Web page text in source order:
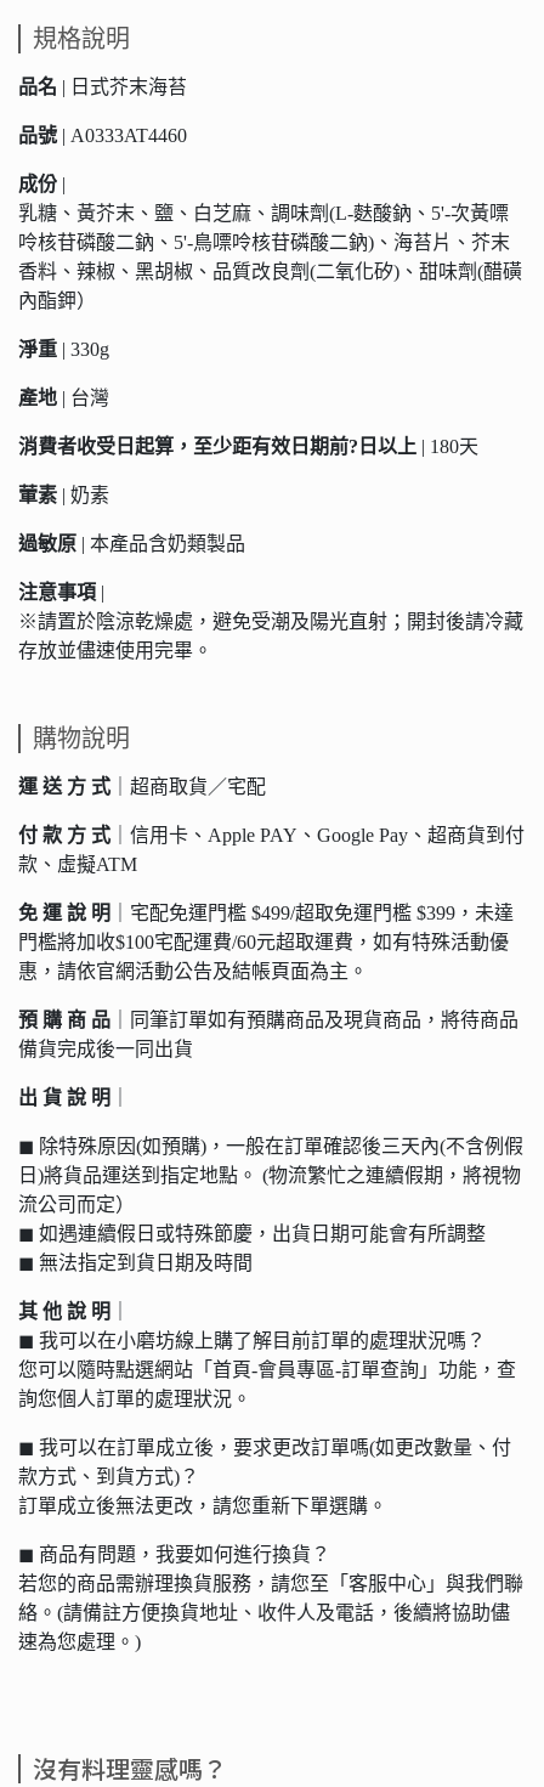
規格說明
品名 | 日式芥末海苔
品號 | A0333AT4460
成份 |
乳糖、黃芥末、鹽、白芝麻、調味劑(L-麩酸鈉、5'-次黃嘌
呤核苷磷酸二鈉、5'-鳥嘌呤核苷磷酸二鈉)、海苔片、芥末
香料、辣椒、黑胡椒、品質改良劑(二氧化矽)、甜味劑(醋磺
內酯鉀）
淨重 | 330g
產地 | 台灣
消費者收受日起算，至少距有效日期前?日以上 | 180天
葷素 | 奶素
過敏原 | 本產品含奶類製品
注意事項 |
※請置於陰涼乾燥處，避免受潮及陽光直射；開封後請冷藏
存放並儘速使用完畢。
購物說明
運 送 方 式 ｜超商取貨／宅配
付 款 方 式 ｜信用卡、Apple PAY、Google Pay、超商貨到付
款、虛擬ATM
免 運 說 明
｜宅配免運門檻 $499/超取免運門檻 $399，未達
門檻將加收$100宅配運費/60元超取運費，如有特殊活動優
惠，請依官網活動公告及結帳頁面為主。
預 購 商 品 ｜同筆訂單如有預購商品及現貨商品，將待商品
備貨完成後一同出貨
出 貨 說 明
◼︎ 除特殊原因(如預購)，一般在訂單確認後三天內(不含例假
日)將貨品運送到指定地點。 (物流繁忙之連續假期，將視物
流公司而定）
◼︎ 如遇連續假日或特殊節慶，出貨日期可能會有所調整
◼︎ 無法指定到貨日期及時間
其 他 說 明
◼︎ 我可以在小磨坊線上購了解目前訂單的處理狀況嗎？
您可以隨時點選網站「首頁-會員專區-訂單查詢」功能，查
詢您個人訂單的處理狀況。
◼︎ 我可以在訂單成立後，要求更改訂單嗎(如更改數量、付
款方式、到貨方式)？
訂單成立後無法更改，請您重新下單選購。
◼︎ 商品有問題，我要如何進行換貨？
若您的商品需辦理換貨服務，請您至「客服中心」與我們聯
絡。(請備註方便換貨地址、收件人及電話，後續將協助儘
速為您處理。)
沒有料理靈感嗎？